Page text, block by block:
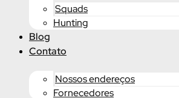
Squads
Hunting
Blog
Contato
Nossos endereços
Fornecedores